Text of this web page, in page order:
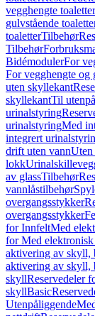
vegghengte toaletter
gulvstående
toaletterTilbehør
Tilbehør
BidémodulerFor
For vegghengte og
uten skyllekant
skyllekantTil
urinalstyring
urinalstyringMed
integrert
drift uten vann
lokk
av glassTilbehør
vannlåstilbehør
overgangsstykker
overgangsstykker
for InnfeltMed
for Med
aktivering av skyll,
aktivering av skyll,
skyllReservedeler
skyllBasic
Utenpåliggende